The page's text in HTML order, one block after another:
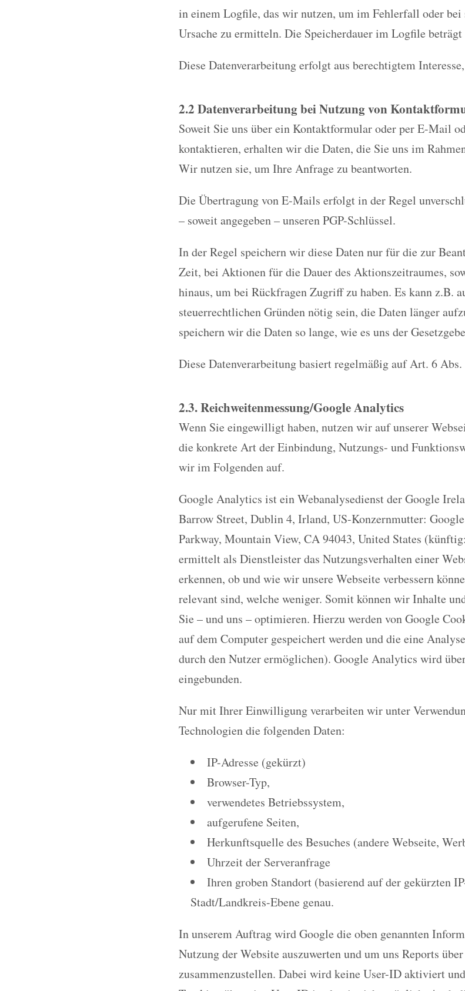
in einem Logfile, das wir nutzen, um im Fehlerfall oder
Ursache zu ermitteln. Die Speicherdauer im Logfile beträgt
Diese Datenverarbeitung erfolgt aus berechtigtem
2.2 Datenverarbeitung bei Nutzung von
Soweit Sie uns über ein Kontaktformular oder per E-Mail
kontaktieren, erhalten wir die Daten, die Sie uns im
Wir nutzen sie, um Ihre Anfrage zu beantworten.
Die Übertragung von E-Mails erfolgt in der Regel
– soweit angegeben – unseren PGP-Schlüssel.
In der Regel speichern wir diese Daten nur für die zur
Zeit, bei Aktionen für die Dauer des Aktionszeitraumes,
hinaus, um bei Rückfragen Zugriff zu haben. Es kann z.B.
steuerrechtlichen Gründen nötig sein, die Daten länger
speichern wir die Daten so lange, wie es uns der
Diese Datenverarbeitung basiert regelmäßig auf Art. 6
2.3. Reichweitenmessung/Google Analytics
Wenn Sie eingewilligt haben, nutzen wir auf unserer
die konkrete Art der Einbindung, Nutzungs- und
wir im Folgenden auf.
Google Analytics ist ein Webanalysedienst der Google
Barrow Street, Dublin 4, Irland, US-Konzernmutter:
Parkway, Mountain View, CA 94043, United States
ermittelt als Dienstleister das Nutzungsverhalten einer
erkennen, ob und wie wir unsere Webseite verbessern
relevant sind, welche weniger. Somit können wir Inhalte
Sie – und uns – optimieren. Hierzu werden von Google
auf dem Computer gespeichert werden und die eine
durch den Nutzer ermöglichen). Google Analytics wird
eingebunden.
Nur mit Ihrer Einwilligung verarbeiten wir unter
Technologien die folgenden Daten:
IP-Adresse (gekürzt)
Browser-Typ,
verwendetes Betriebssystem,
aufgerufene Seiten,
Herkunftsquelle des Besuches (andere Webseite,
Uhrzeit der Serveranfrage
Ihren groben Standort (basierend auf der gekürzten
Stadt/Landkreis-Ebene genau.
In unserem Auftrag wird Google die oben genannten
Nutzung der Website auszuwerten und um uns Reports
zusammenzustellen. Dabei wird keine User-ID aktiviert